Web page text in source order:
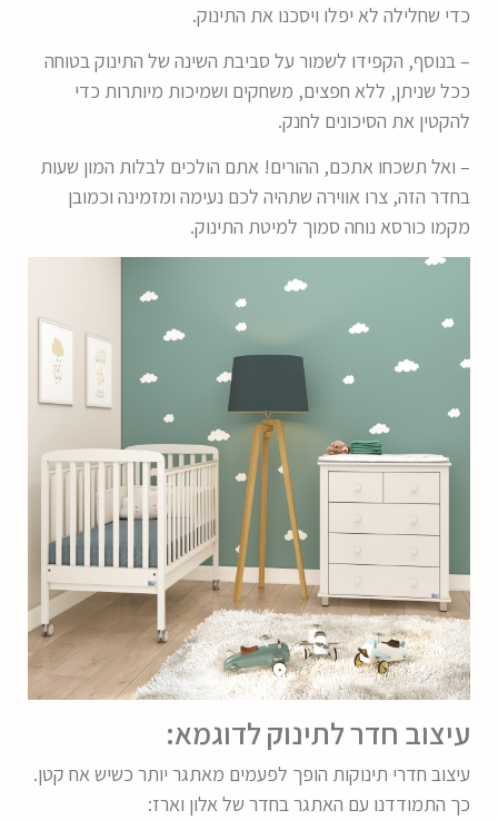
כדי שחלילה לא יפלו ויסכנו את התינוק.
– בנוסף, הקפידו לשמור על סביבת השינה של התינוק בטוחה
ככל שניתן, ללא חפצים, משחקים ושמיכות מיותרות כדי
להקטין את הסיכונים לחנק.
– ואל תשכחו אתכם, ההורים! אתם הולכים לבלות המון שעות
בחדר הזה, צרו אווירה שתהיה לכם נעימה ומזמינה וכמובן
מקמו כורסא נוחה סמוך למיטת התינוק.
עיצוב חדר לתינוק לדוגמא:
עיצוב חדרי תינוקות הופך לפעמים מאתגר יותר כשיש אח קטן.
כך התמודדנו עם האתגר בחדר של אלון וארז: